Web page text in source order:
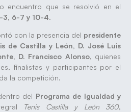
encuentro que se resolvió en el
3, 6-7 y 10-4.
con la presencia del presidente
de Castilla y León, D. José Luis
D. Francisco Alonso, quienes
finalistas y participantes por el
la competición.
del Programa de Igualdad y
Tenis Castilla y León 360,